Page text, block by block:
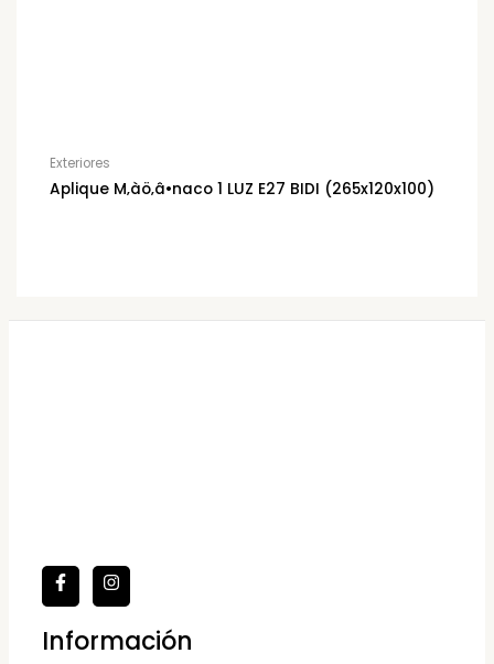
Exteriores
Aplique M‚àö‚â•naco 1 LUZ E27 BIDI (265x120x100)
Información